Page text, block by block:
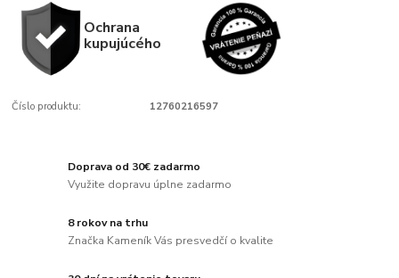
Ochrana
kupujúcého
Číslo produktu: 12760216597
Doprava od 30€ zadarmo
Využite dopravu úplne zadarmo
8 rokov na trhu
Značka Kameník Vás presvedčí o kvalite